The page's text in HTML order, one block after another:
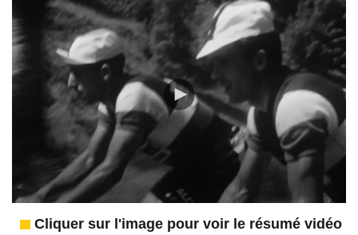
Cliquer sur l'image pour voir le résumé vidéo